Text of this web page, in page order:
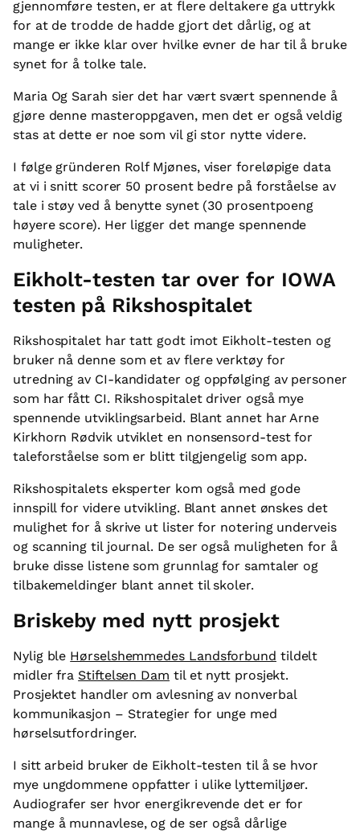
gjennomføre testen, er at flere deltakere ga uttrykk
for at de trodde de hadde gjort det dårlig, og at
mange er ikke klar over hvilke evner de har til å bruke
synet for å tolke tale.
Maria Og Sarah sier det har vært svært spennende å
gjøre denne masteroppgaven, men det er også veldig
stas at dette er noe som vil gi stor nytte videre.
I følge gründeren Rolf Mjønes, viser foreløpige data
at vi i snitt scorer 50 prosent bedre på forståelse av
tale i støy ved å benytte synet (30 prosentpoeng
høyere score). Her ligger det mange spennende
muligheter.
Eikholt-testen tar over for IOWA
testen på Rikshospitalet
Rikshospitalet har tatt godt imot Eikholt-testen og
bruker nå denne som et av flere verktøy for
utredning av CI-kandidater og oppfølging av personer
som har fått CI. Rikshospitalet driver også mye
spennende utviklingsarbeid. Blant annet har Arne
Kirkhorn Rødvik utviklet en nonsensord-test for
taleforståelse som er blitt tilgjengelig som app.
Rikshospitalets eksperter kom også med gode
innspill for videre utvikling. Blant annet ønskes det
mulighet for å skrive ut lister for notering underveis
og scanning til journal. De ser også muligheten for å
bruke disse listene som grunnlag for samtaler og
tilbakemeldinger blant annet til skoler.
Briskeby med nytt prosjekt
Nylig ble Hørselshemmedes Landsforbund tildelt
midler fra Stiftelsen Dam til et nytt prosjekt.
Prosjektet handler om avlesning av nonverbal
kommunikasjon – Strategier for unge med
hørselsutfordringer.
I sitt arbeid bruker de Eikholt-testen til å se hvor
mye ungdommene oppfatter i ulike lyttemiljøer.
Audiografer ser hvor energikrevende det er for
mange å munnavlese, og de ser også dårlige